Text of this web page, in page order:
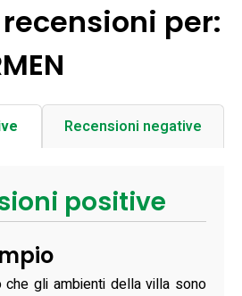
per:
Recensioni negative
positive
che gli ambienti della villa sono